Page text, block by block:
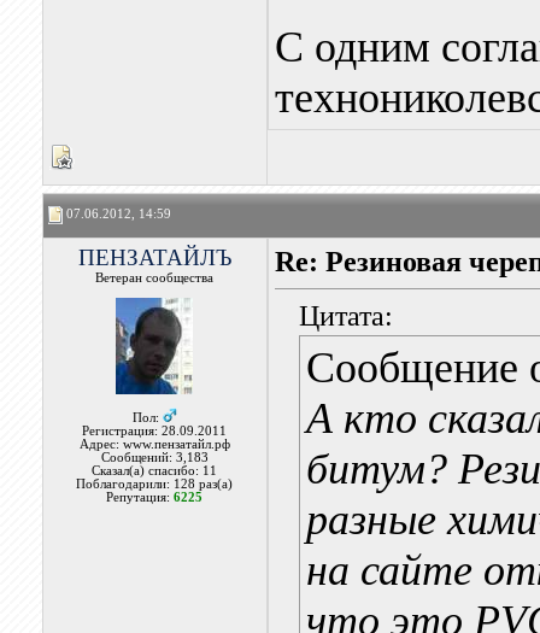
C одним
07.06.2012, 14:59
ПЕНЗАТАЙЛЪ
Ветеран сообщества
Пол:
Регистрация: 28.09.2011
Адрес: www.пензатайл.рф
Сообщений: 3,183
Сказал(а) спасибо: 11
Поблагодарили: 128 раз(а)
Репутация:6225
Re: Резиновая
Цитата:
Сообщение
А кто
битум?
разные
на сайте
что это